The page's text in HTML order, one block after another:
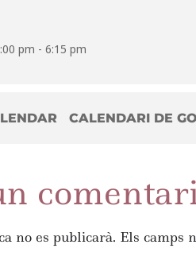
pm - 6:15 pm
CALENDARI DE
no es publicarà. Els camps